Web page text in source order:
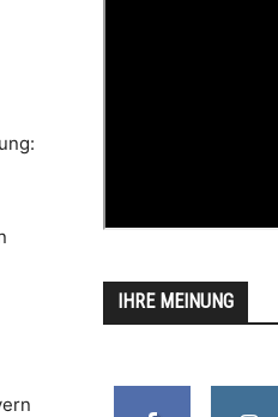
IHRE MEINUNG